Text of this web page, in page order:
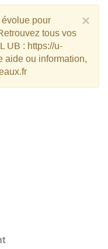
×
pour
tous vos
UB : https://u-
aide ou information,